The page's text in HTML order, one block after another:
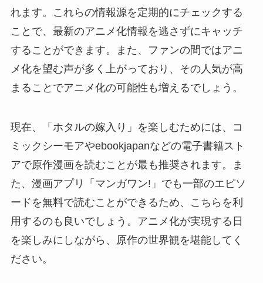
れます。これらの情報源を定期的にチェックする
ことで、最新のアニメ化情報を逃さずにキャッチ
することができます。また、ファンの間ではアニ
メ化を望む声が多く上がっており、その人気が高
まることでアニメ化の可能性も増えるでしょう。
現在、「ホタルの嫁入り」を楽しむためには、コ
ミックシーモアやebookjapanなどの電子書籍スト
アで原作漫画を読むことが最も推奨されます。ま
た、漫画アプリ「マンガワン!」でも一部のエピソ
ードを無料で読むことができるため、こちらを利
用するのも良いでしょう。アニメ化が実現する日
を楽しみにしながら、原作の世界観を堪能してく
ださい。